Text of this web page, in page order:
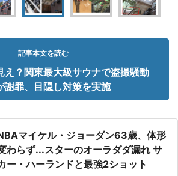
記事本文を読む
え？関東最大級サウナで盗撮騒動
謝罪、目隠し対策を実施
マイケル・ジョーダン63歳、体形
わらず...スターのオーラダダ漏れ サ
ー・ハーランドと最強2ショット